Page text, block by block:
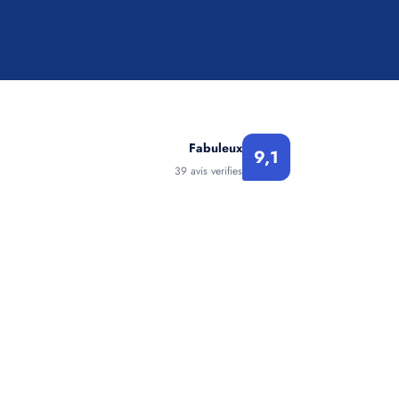
Fabuleux
39 avis verifies
9,1